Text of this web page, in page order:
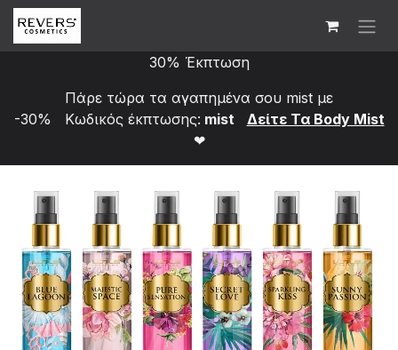
Skip to Content
30% Έκπτωση
Πάρε τώρα τα αγαπημένα σου mist με
-30% Κωδικός έκπτωσης: mist
Δείτε Τα Bod​y Mist
❤